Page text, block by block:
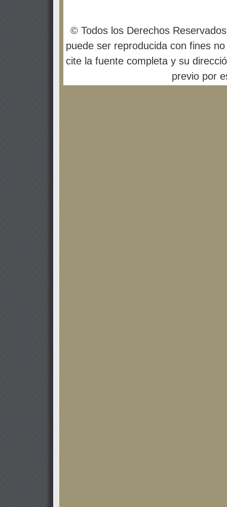
© Todos los Derechos
puede ser reproducida con fines
cite la fuente completa y su
previo por